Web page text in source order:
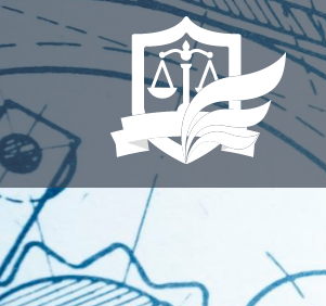
Skip
to
content